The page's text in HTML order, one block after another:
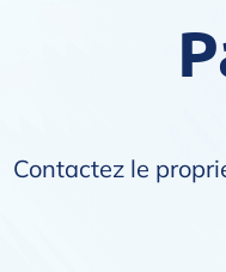
Contactez le